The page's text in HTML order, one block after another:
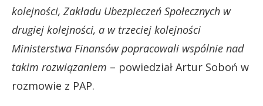
kolejności, Zakładu Ubezpieczeń Społecznych w
drugiej kolejności, a w trzeciej kolejności
Ministerstwa Finansów popracowali wspólnie nad
takim rozwiązaniem – powiedział Artur Soboń w
rozmowie z PAP.